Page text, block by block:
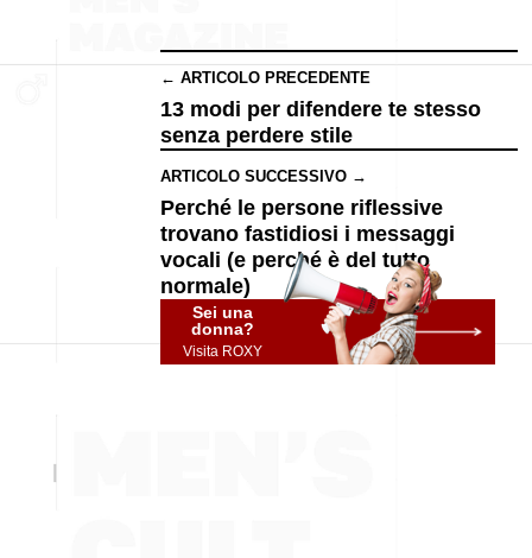
← ARTICOLO PRECEDENTE
13 modi per difendere te stesso
senza perdere stile
ARTICOLO SUCCESSIVO →
Perché le persone riflessive
trovano fastidiosi i messaggi
vocali (e perché è del tutto
normale)
Sei una
donna?
Visita ROXY